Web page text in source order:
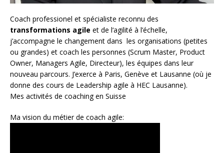
Coach professionel et spécialiste reconnu des
transformations agile et de l‘agilité à l’échelle,
j’accompagne le changement dans les organisations (petites
ou grandes) et coach les personnes (Scrum Master, Product
Owner, Managers Agile, Directeur), les équipes dans leur
nouveau parcours. J’exerce à Paris, Genève et Lausanne (où je
donne des cours de Leadership agile à HEC Lausanne).
Mes activités de coaching en Suisse
Ma vision du métier de coach agile: